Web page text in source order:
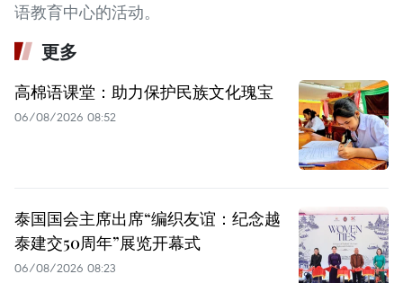
语教育中心的活动。
更多
高棉语课堂：助力保护民族文化瑰宝
06/08/2026 08:52
泰国国会主席出席“编织友谊：纪念越
泰建交50周年”展览开幕式
06/08/2026 08:23